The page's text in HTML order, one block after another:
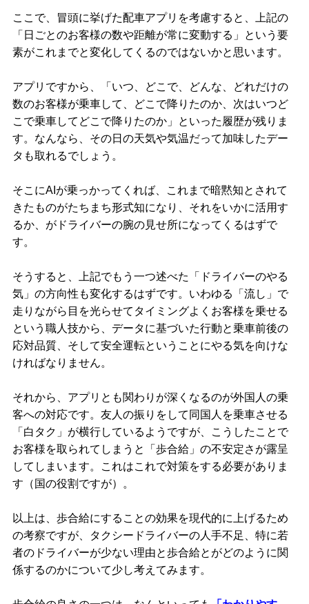
ここで、冒頭に挙げた配車アプリを考慮すると、上記の
「日ごとのお客様の数や距離が常に変動する」という要
素がこれまでと変化してくるのではないかと思います。
アプリですから、「いつ、どこで、どんな、どれだけの
数のお客様が乗車して、どこで降りたのか、次はいつど
こで乗車してどこで降りたのか」といった履歴が残りま
す。なんなら、その日の天気や気温だって加味したデー
タも取れるでしょう。
そこにAIが乗っかってくれば、これまで暗黙知とされて
きたものがたちまち形式知になり、それをいかに活用す
るか、がドライバーの腕の見せ所になってくるはずで
す。
そうすると、上記でもう一つ述べた「ドライバーのやる
気」の方向性も変化するはずです。いわゆる「流し」で
走りながら目を光らせてタイミングよくお客様を乗せる
という職人技から、データに基づいた行動と乗車前後の
応対品質、そして安全運転ということにやる気を向けな
ければなりません。
それから、アプリとも関わりが深くなるのが外国人の乗
客への対応です。友人の振りをして同国人を乗車させる
「白タク」が横行しているようですが、こうしたことで
お客様を取られてしまうと「歩合給」の不安定さが露呈
してしまいます。これはこれで対策をする必要がありま
す（国の役割ですが）。
以上は、歩合給にすることの効果を現代的に上げるため
の考察ですが、タクシードライバーの人手不足、特に若
者のドライバーが少ない理由と歩合給とがどのように関
係するのかについて少し考えてみます。